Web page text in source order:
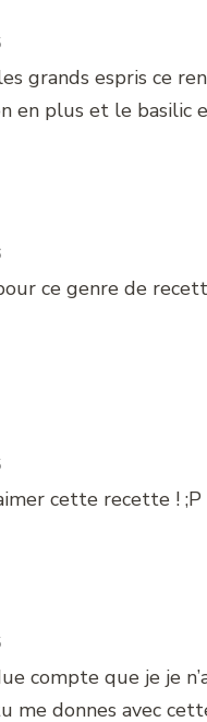
grands espris ce
en plus et le basilic
ce genre de
cette recette ! ;P
compte que je je
me donnes avec